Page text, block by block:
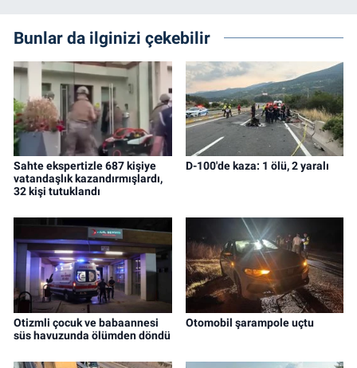
Bunlar da ilginizi çekebilir
Sahte ekspertizle 687 kişiye
vatandaşlık kazandırmışlardı,
32 kişi tutuklandı
D-100'de kaza: 1 ölü, 2 yaralı
Otizmli çocuk ve babaannesi
süs havuzunda ölümden döndü
Otomobil şarampole uçtu